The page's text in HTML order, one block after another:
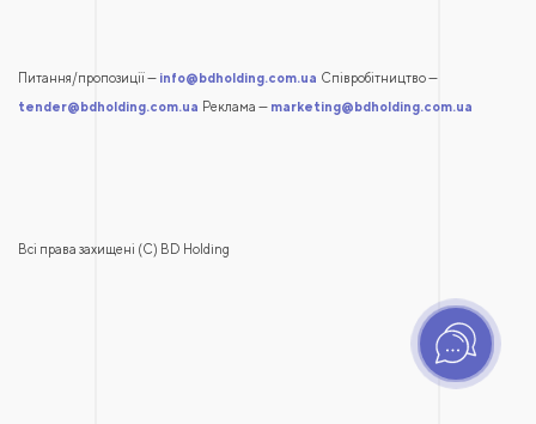
Питання/пропозиції — info@bdholding.com.ua Співробітництво —
tender@bdholding.com.ua Реклама — marketing@bdholding.com.ua
Всі права захищені (С) BD Holding